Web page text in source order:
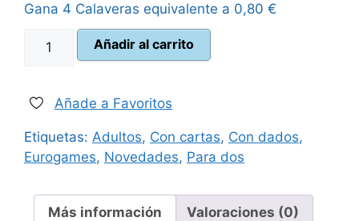
era:
59,99 €.
es:
Gana 4 Calaveras equivalente a 0,80 €
Tibetana
cantidad
Añadir al carrito
Añade a Favoritos
Etiquetas: Adultos, Con cartas, Con dados,
Eurogames, Novedades, Para dos
Más información Valoraciones (0)